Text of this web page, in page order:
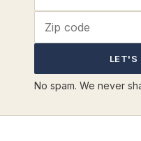
LET'S
No spam. We never